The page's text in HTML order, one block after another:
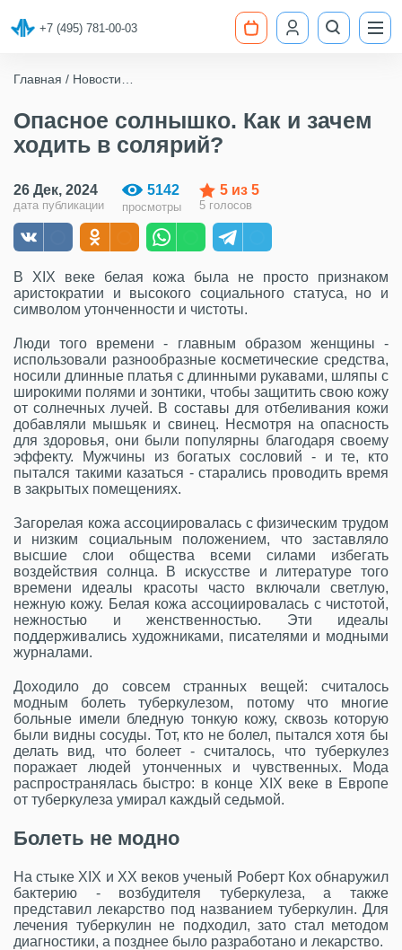
+7 (495) 781-00-03
Главная
Новости
Опасное солнышко. Как и зачем
ходить в солярий?
26 Дек, 2024
дата публикации
5142
просмотры
5 из 5
5 голосов
В XIX веке белая кожа была не просто признаком
аристократии и высокого социального статуса, но и
символом утонченности и чистоты.
Люди того времени - главным образом женщины -
использовали разнообразные косметические средства,
носили длинные платья с длинными рукавами, шляпы с
широкими полями и зонтики, чтобы защитить свою кожу
от солнечных лучей. В составы для отбеливания кожи
добавляли мышьяк и свинец. Несмотря на опасность
для здоровья, они были популярны благодаря своему
эффекту. Мужчины из богатых сословий - и те, кто
пытался такими казаться - старались проводить время
в закрытых помещениях.
Загорелая кожа ассоциировалась с физическим трудом
и низким социальным положением, что заставляло
высшие слои общества всеми силами избегать
воздействия солнца. В искусстве и литературе того
времени идеалы красоты часто включали светлую,
нежную кожу. Белая кожа ассоциировалась с чистотой,
нежностью и женственностью. Эти идеалы
поддерживались художниками, писателями и модными
журналами.
Доходило до совсем странных вещей: считалось
модным болеть туберкулезом, потому что многие
больные имели бледную тонкую кожу, сквозь которую
были видны сосуды. Тот, кто не болел, пытался хотя бы
делать вид, что болеет - считалось, что туберкулез
поражает людей утонченных и чувственных. Мода
распространялась быстро: в конце XIX веке в Европе
от туберкулеза умирал каждый седьмой.
Болеть не модно
На стыке XIX и XX веков ученый Роберт Кох обнаружил
бактерию - возбудителя туберкулеза, а также
представил лекарство под названием туберкулин. Для
лечения туберкулин не подходил, зато стал методом
диагностики, а позднее было разработано и лекарство.